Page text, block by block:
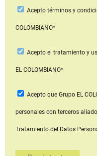
Aceptotérminos y
COLOMBIANO*
Acepto el tratamiento y
EL COLOMBIANO*
Acepto que Grupo EL
personales con terceros
Tratamiento del Datos